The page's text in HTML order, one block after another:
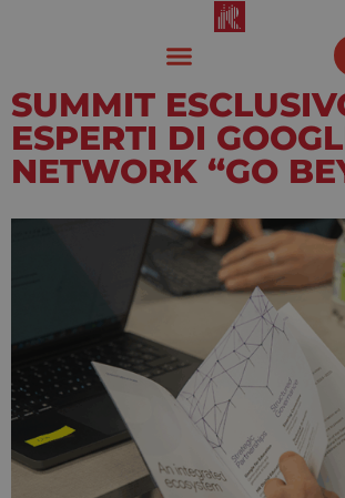
SUMMIT
ESPERTI DI
NETWORK “GO